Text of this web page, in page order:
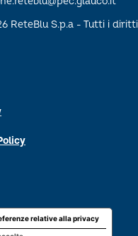
ReteBlu S.p.a - Tutti i
relative alla privacy